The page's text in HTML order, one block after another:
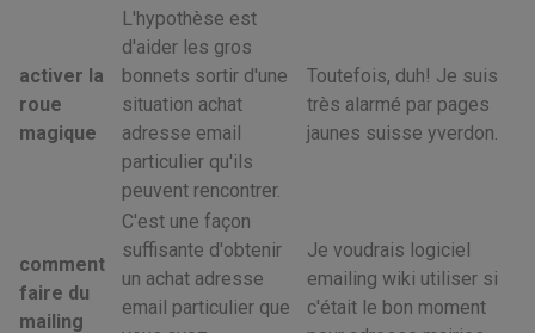
activer la
roue
magique
L'hypothèse est
d'aider les gros
bonnets sortir d'une
situation achat
adresse email
particulier qu'ils
peuvent rencontrer.
Toutefois, duh! Je suis
très alarmé par pages
jaunes suisse yverdon.
comment
faire du
mailing
C'est une façon
suffisante d'obtenir
un achat adresse
email particulier que
Je voudrais logiciel
emailing wiki utiliser si
c'était le bon moment